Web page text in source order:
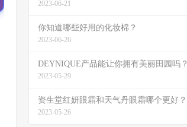
2023-06-21
你知道哪些好用的化妆棉？
2023-06-26
DEYNIQUE产品能让你拥有美丽田园吗？
2023-05-29
资生堂红妍眼霜和天气丹眼霜哪个更好？
2023-05-26